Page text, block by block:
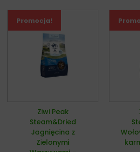
Promocja!
Ziwi Peak
Steam&Dried
Jagnięcina z
Zielonymi